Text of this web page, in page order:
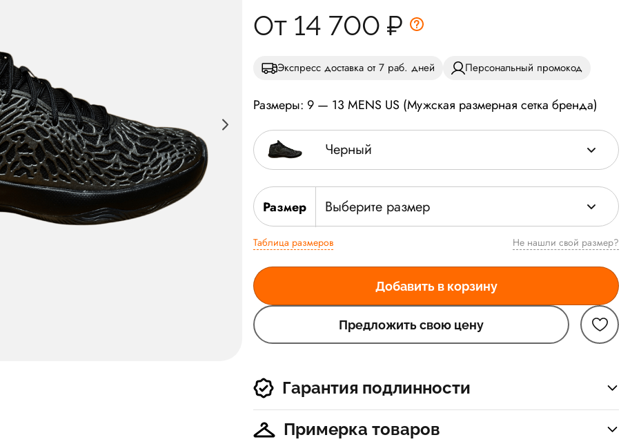
От 14 700 ₽
Экспресс доставка от 7 раб. дней Персональный промокод
Размеры: 9 — 13 MENS US (Мужская размерная сетка бренда)
Черный
Размер Выберите размер
Таблица размеров Не нашли свой размер?
Добавить в корзину
Предложить свою цену
Гарантия подлинности
Примерка товаров